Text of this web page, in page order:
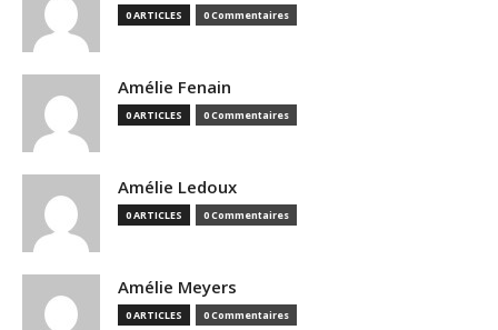
0 ARTICLES 0 Commentaires
Amélie Fenain
0 ARTICLES 0 Commentaires
Amélie Ledoux
0 ARTICLES 0 Commentaires
Amélie Meyers
0 ARTICLES 0 Commentaires